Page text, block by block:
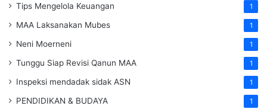
Tips Mengelola Keuangan 1
MAA Laksanakan Mubes 1
Neni Moerneni 1
Tunggu Siap Revisi Qanun MAA 1
Inspeksi mendadak sidak ASN 1
PENDIDIKAN & BUDAYA 1